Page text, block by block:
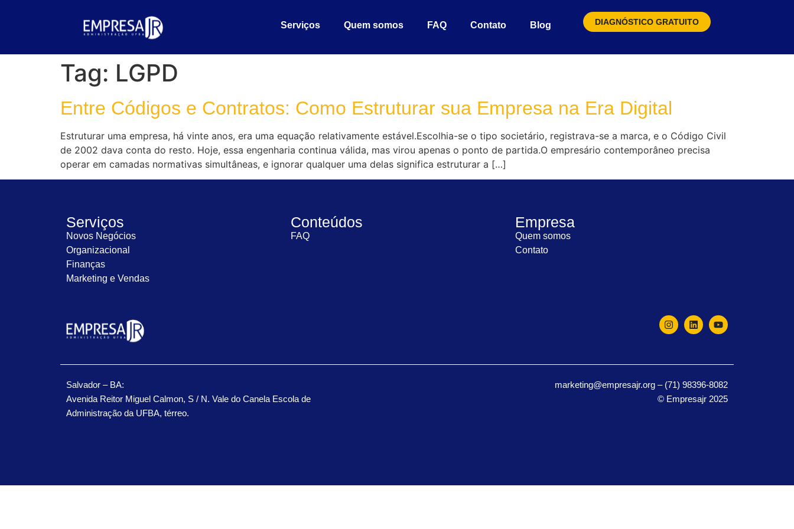
Serviços Quem somos FAQ Contato Blog DIAGNÓSTICO GRATUITO
Tag: LGPD
Entre Códigos e Contratos: Como Estruturar sua Empresa na Era Digital
Estruturar uma empresa, há vinte anos, era uma equação relativamente estável.Escolhia-se o tipo societário, registrava-se a marca, e o Código Civil
de 2002 dava conta do resto. Hoje, essa engenharia continua válida, mas virou apenas o ponto de partida.O empresário contemporâneo precisa
operar em camadas normativas simultâneas, e ignorar qualquer uma delas significa estruturar a […]
Serviços
Novos Negócios
Organizacional
Finanças
Marketing e Vendas
Conteúdos
FAQ
Empresa
Quem somos
Contato
Salvador – BA:
Avenida Reitor Miguel Calmon, S / N. Vale do Canela Escola de
Administração da UFBA, térreo.
marketing@empresajr.org – (71) 98396-8082
© Empresajr 2025